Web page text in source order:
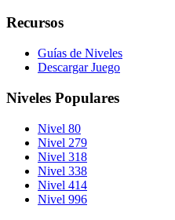
Recursos
Guías de Niveles
Descargar Juego
Niveles Populares
Nivel 80
Nivel 279
Nivel 318
Nivel 338
Nivel 414
Nivel 996